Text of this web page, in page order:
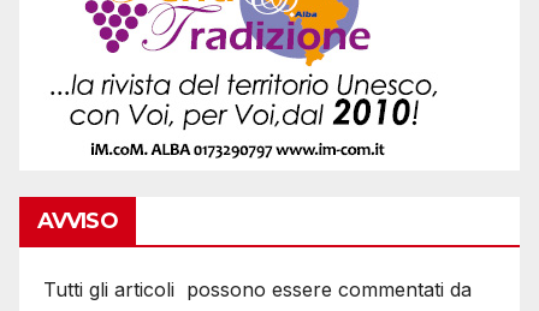
AVVISO
Tutti gli articoli possono essere commentati da